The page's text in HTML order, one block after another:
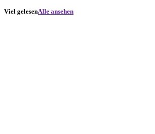
Viel gelesenAlle ansehen